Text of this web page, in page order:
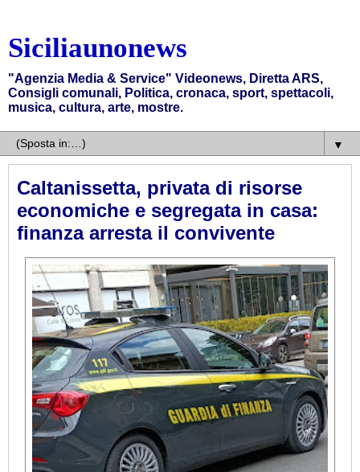
Siciliaunonews
"Agenzia Media & Service" Videonews, Diretta ARS,
Consigli comunali, Politica, cronaca, sport, spettacoli,
musica, cultura, arte, mostre.
▼
Caltanissetta, privata di risorse
economiche e segregata in casa:
finanza arresta il convivente